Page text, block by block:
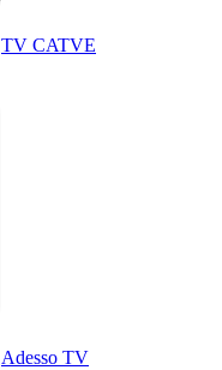
TV CATVE
Adesso TV